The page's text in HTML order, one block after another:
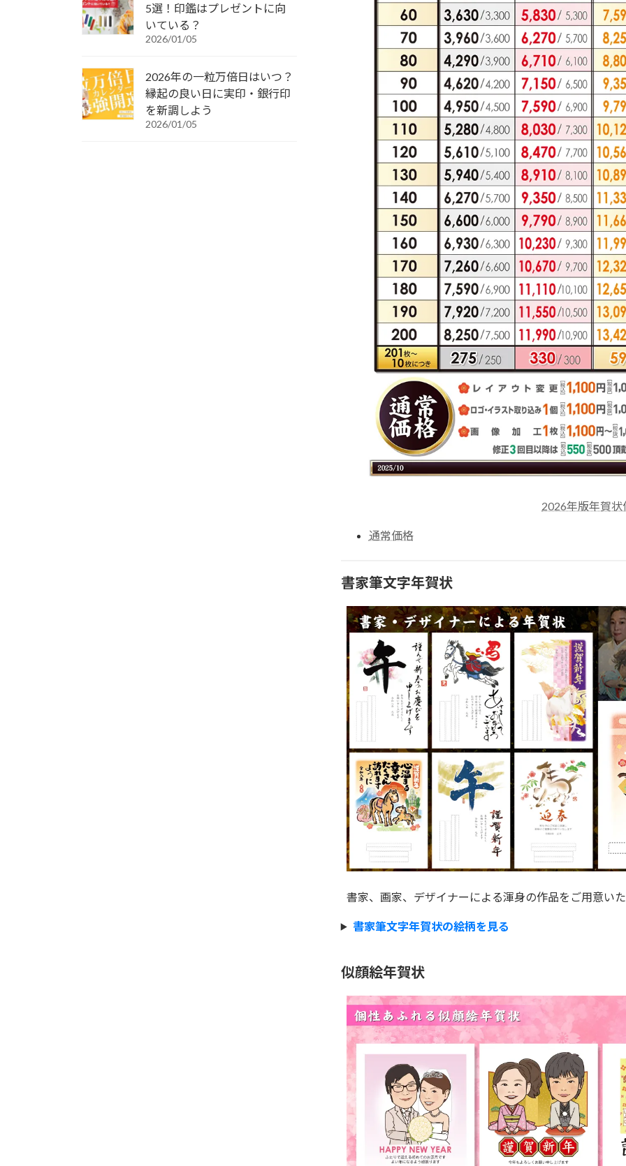
2026年版年賀状
通常価格
書家筆文字年賀状
書家、画家、デザイナーによる渾身の作品をご用意い
書家筆文字年賀状の絵柄を見る
似顔絵年賀状
5選！印鑑はプレゼントに向
いている？
2026/01/05
2026年の一粒万倍日はいつ？
縁起の良い日に実印・銀行印
を新調しよう
2026/01/05